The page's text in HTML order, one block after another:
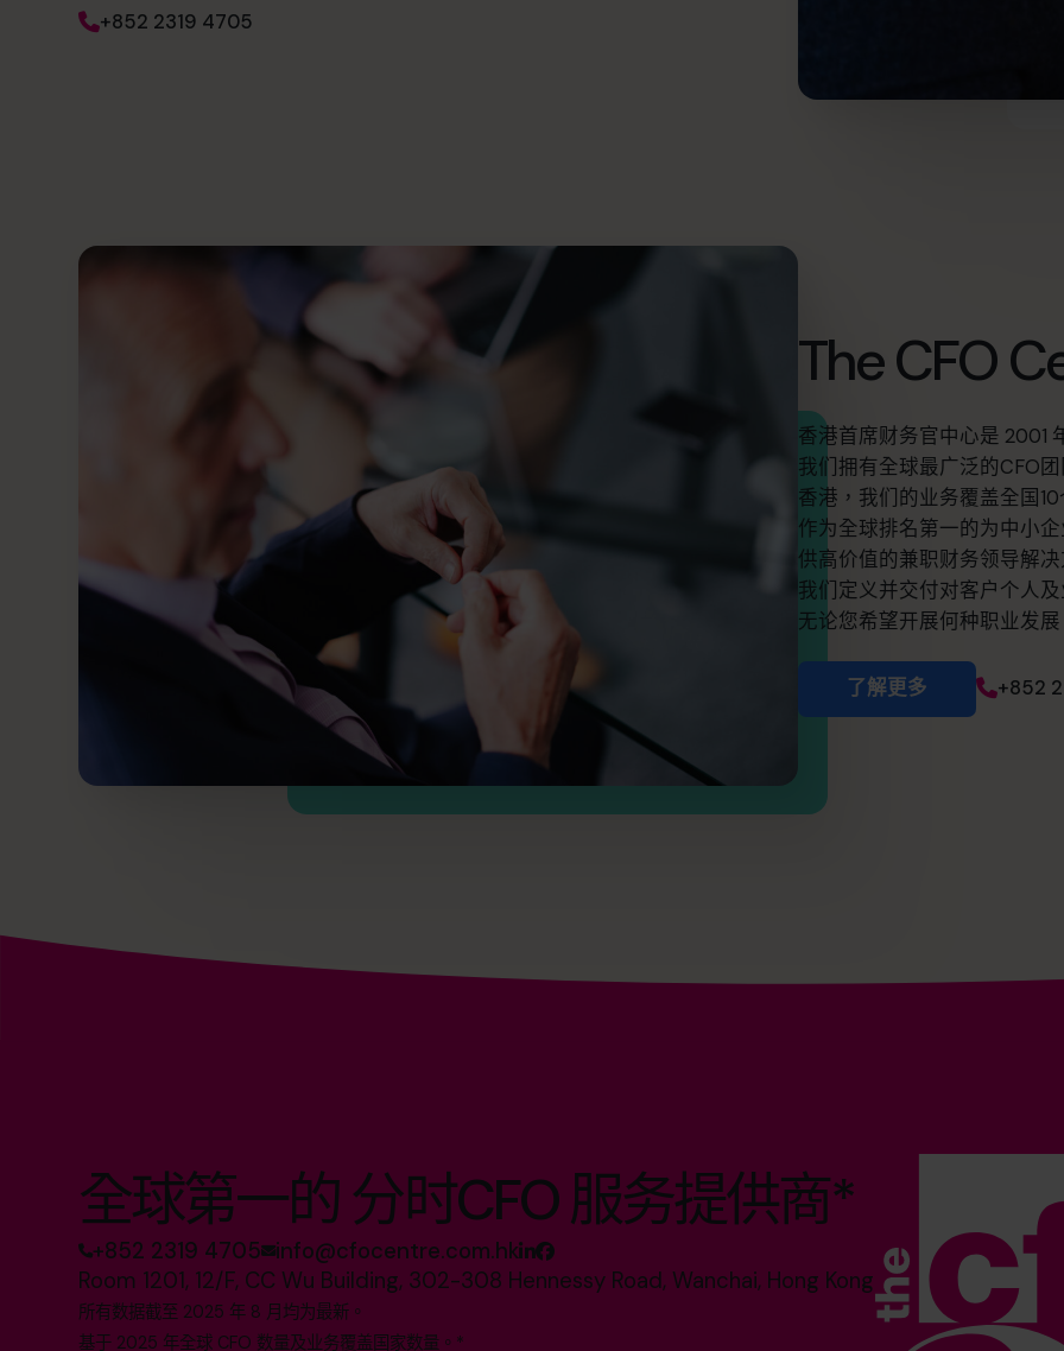
+852 2319 4705
The CFO
香港首席财务官中心是 2001
我们拥有全球最广泛的CFO
香港，我们的业务覆盖全国
作为全球排名第一的为中小
供高价值的兼职财务领导解
我们定义并交付对客户个人
无论您希望开展何种职业发
了解更多 +852
全球第一的 分时CFO 服务提供商*
+852 2319 4705 info@cfocentre.com.hk
Room 1201, 12/F, CC Wu Building, 302-308 Hennessy Road, Wanchai, Hong Kong
所有数据截至 2025 年 8 月均为最新。
基于 2025 年全球 CFO 数量及业务覆盖国家数量。*